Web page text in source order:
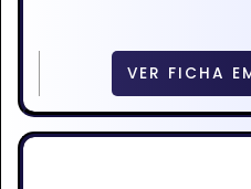
VER FICHA